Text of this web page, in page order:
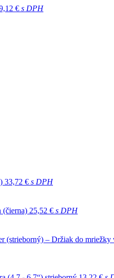
€ s DPH
33,72 € s DPH
(čierna) 25,52 € s DPH
(strieborný) – Držiak do mriežky